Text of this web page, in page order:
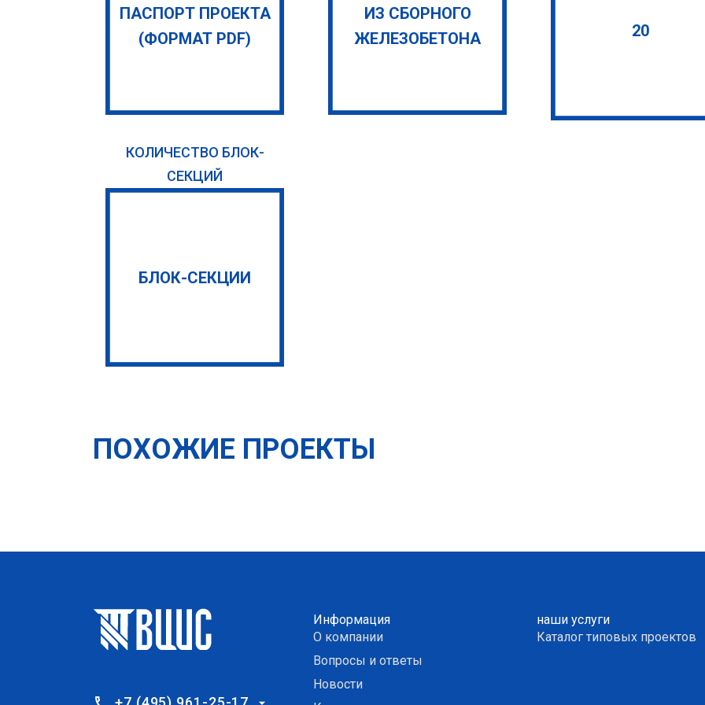
ПАСПОРТ ПРОЕКТА
(ФОРМАТ PDF)
ИЗ СБОРНОГО
ЖЕЛЕЗОБЕТОНА
20
КОЛИЧЕСТВО БЛОК-
СЕКЦИЙ
БЛОК-СЕКЦИИ
ПОХОЖИЕ ПРОЕКТЫ
Информация
О компании
Вопросы и ответы
Новости
наши услуги
Каталог типовых проектов